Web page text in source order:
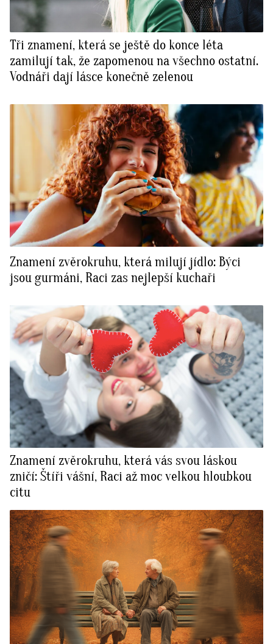
Tři znamení, která se ještě do konce léta
zamilují tak, že zapomenou na všechno ostatní.
Vodnáři dají lásce konečně zelenou
Znamení zvěrokruhu, která milují jídlo: Býci
jsou gurmáni, Raci zas nejlepší kuchaři
Znamení zvěrokruhu, která vás svou láskou
zničí: Štíři vášní, Raci až moc velkou hloubkou
citu